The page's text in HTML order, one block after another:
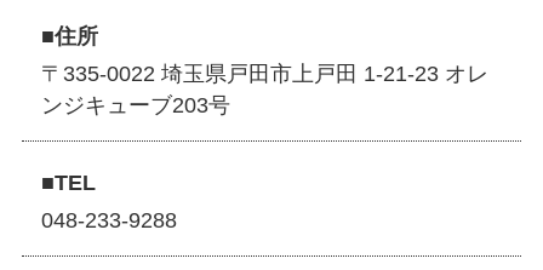
■住所
〒335-0022 埼玉県戸田市上戸田 1-21-23 オレ
ンジキューブ203号
■TEL
048-233-9288